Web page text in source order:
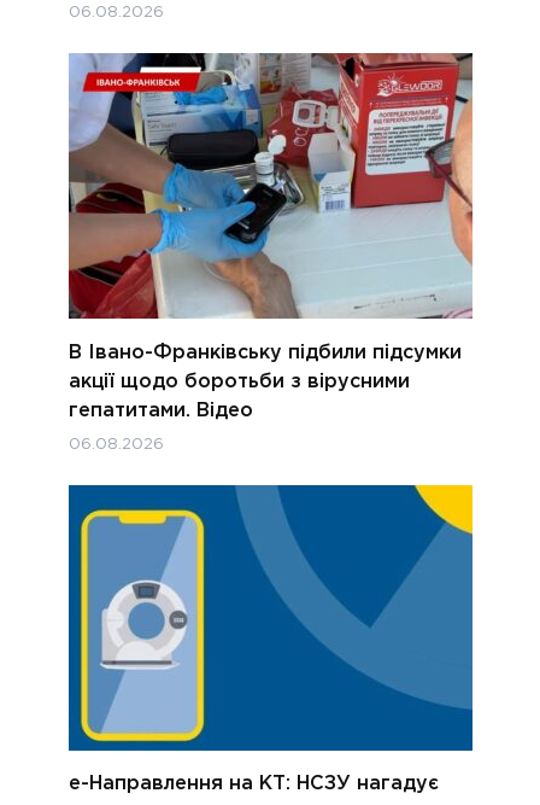
06.08.2026
В Івано-Франківську підбили підсумки
акції щодо боротьби з вірусними
гепатитами. Відео
06.08.2026
е-Направлення на КТ: НСЗУ нагадує